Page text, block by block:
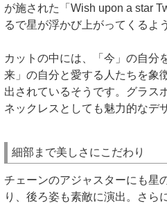
が施された「Wish upon a star
るで星が浮かび上がってくるよ
カットの中には、「今」の自分
来」の自分と愛する人たちを象
出されているそうです。グラス
ネックレスとしても魅力的なデ
細部まで美しさにこだわり
チェーンのアジャスターにも星
り、後ろ姿も素敵に演出。さら